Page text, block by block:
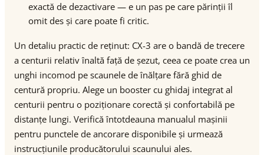
exactă de dezactivare — e un pas pe care părinții îl
omit des și care poate fi critic.
Un detaliu practic de reținut: CX-3 are o bandă de trecere
a centurii relativ înaltă față de șezut, ceea ce poate crea un
unghi incomod pe scaunele de înălțare fără ghid de
centură propriu. Alege un booster cu ghidaj integrat al
centurii pentru o poziționare corectă și confortabilă pe
distanțe lungi. Verifică întotdeauna manualul mașinii
pentru punctele de ancorare disponibile și urmează
instrucțiunile producătorului scaunului ales.